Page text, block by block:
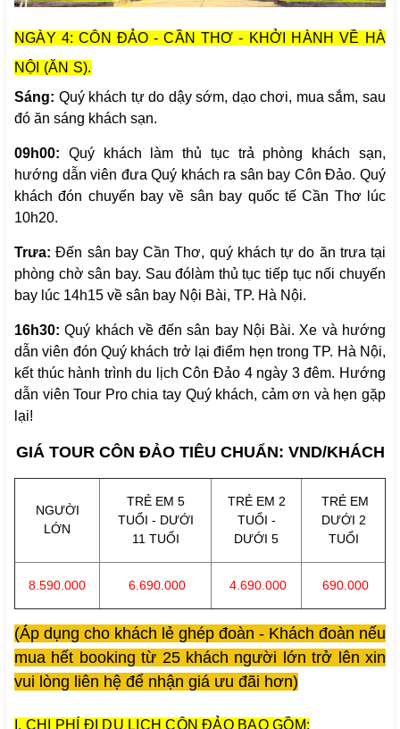
NGÀY 4: CÔN ĐẢO - CẦN THƠ - KHỞI HÀNH VỀ HÀ
NỘI (ĂN S).
Sáng: Quý khách tự do dậy sớm, dạo chơi, mua sắm, sau
đó ăn sáng khách sạn.
09h00: Quý khách làm thủ tục trả phòng khách sạn,
hướng dẫn viên đưa Quý khách ra sân bay Côn Đảo. Quý
khách đón chuyến bay về sân bay quốc tế Cần Thơ lúc
10h20.
Trưa: Đến sân bay Cần Thơ, quý khách tự do ăn trưa tại
phòng chờ sân bay. Sau đólàm thủ tục tiếp tục nối chuyến
bay lúc 14h15 về sân bay Nội Bài, TP. Hà Nội.
16h30:Quý khách về đến sân bay Nội Bài. Xe và hướng
dẫn viên đón Quý khách trở lại điểm hẹn trong TP. Hà Nội,
kết thúc hành trình du lịch Côn Đảo 4 ngày 3 đêm. Hướng
dẫn viên Tour Pro chia tay Quý khách, cảm ơn và hẹn gặp
lại!
GIÁ TOUR CÔN ĐẢO TIÊU CHUẨN: VND/KHÁCH
NGƯỜI
LỚN
TRẺ EM 5
TUỔI - DƯỚI
11 TUỔI
TRẺ EM 2
TUỔI -
DƯỚI 5
TRẺ EM
DƯỚI 2
TUỔI
8.590.000 6.690.000 4.690.000 690.000
(Áp dụng cho khách lẻ ghép đoàn - Khách đoàn nếu
mua hết booking từ 25 khách người lớn trở lên xin
vui lòng liên hệ để nhận giá ưu đãi hơn)
I. CHI PHÍ ĐI DU LỊCH CÔN ĐẢO BAO GỒM: